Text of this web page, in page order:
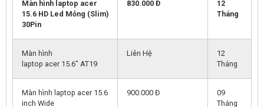
Màn hình laptop acer
15.6 HD Led Mỏng (Slim)
30Pin
830.000 Đ
12
Tháng
Màn hình
laptop acer 15.6″ AT19
Liên Hệ
12
Tháng
Màn hình laptop acer 15.6
inch Wide
900.000 Đ
09
Tháng